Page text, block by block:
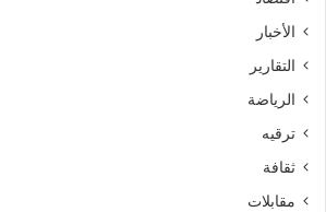
الأخبار
التقارير
الرياضة
ترقيه
ثقافة
مقابلات